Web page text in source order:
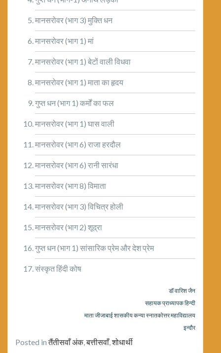
मानसरोवर (भाग 3) मुक्ति धन
मानसरोवर (भाग 1) मां
मानसरोवर (भाग 1) बेटों वाली विधवा
मानसरोवर (भाग 1) माता का हृदय
गुप्त धन (भाग 1) कर्मों का फल
मानसरोवर (भाग 1) घास वाली
मानसरोवर (भाग 6) राजा हरदौल
मानसरोवर (भाग 6) रानी सारंधा
मानसरोवर (भाग 8) विमाता
मानसरोवर (भाग 3) विचित्र होली
मानसरोवर (भाग 2) शूद्रा
गुप्त धन (भाग 1) सांसारिक प्रेम और देश प्रेम
संस्कृत हिंदी कोष
डॉ वारिश जैन
सहायक प्राध्यापक हिन्दी
माता जीजाबाई शासकीय कन्या स्नातकोत्तर महाविद्यालय
इन्दौर
Posted inतैंतीसवाँ अंक,बत्तीसवाँ,शोधार्थी